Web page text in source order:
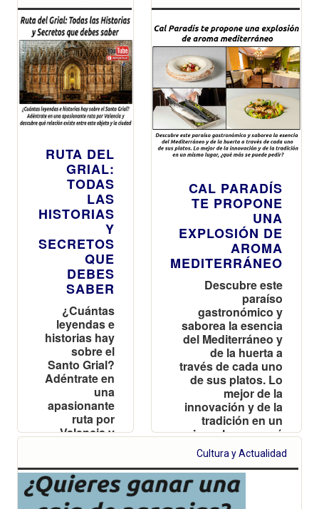
RUTA DEL
GRIAL:
TODAS
LAS
HISTORIAS
Y
SECRETOS
QUE
DEBES
SABER
¿Cuántas
leyendas e
historias hay
sobre el
Santo Grial?
Adéntrate en
una
apasionante
ruta por
Valencia y
existe entre
este objeto y
la ciudad
CAL PARADÍS
TE PROPONE
UNA
EXPLOSIÓN DE
AROMA
MEDITERRÁNEO
Descubre este
paraíso
gastronómico y
saborea la esencia
del Mediterráneo y
de la huerta a
través de cada uno
de sus platos. Lo
mejor de la
innovación y de la
tradición en un
mismo lugar, ¿qué
más se puede
pedir?
Cultura y Actualidad